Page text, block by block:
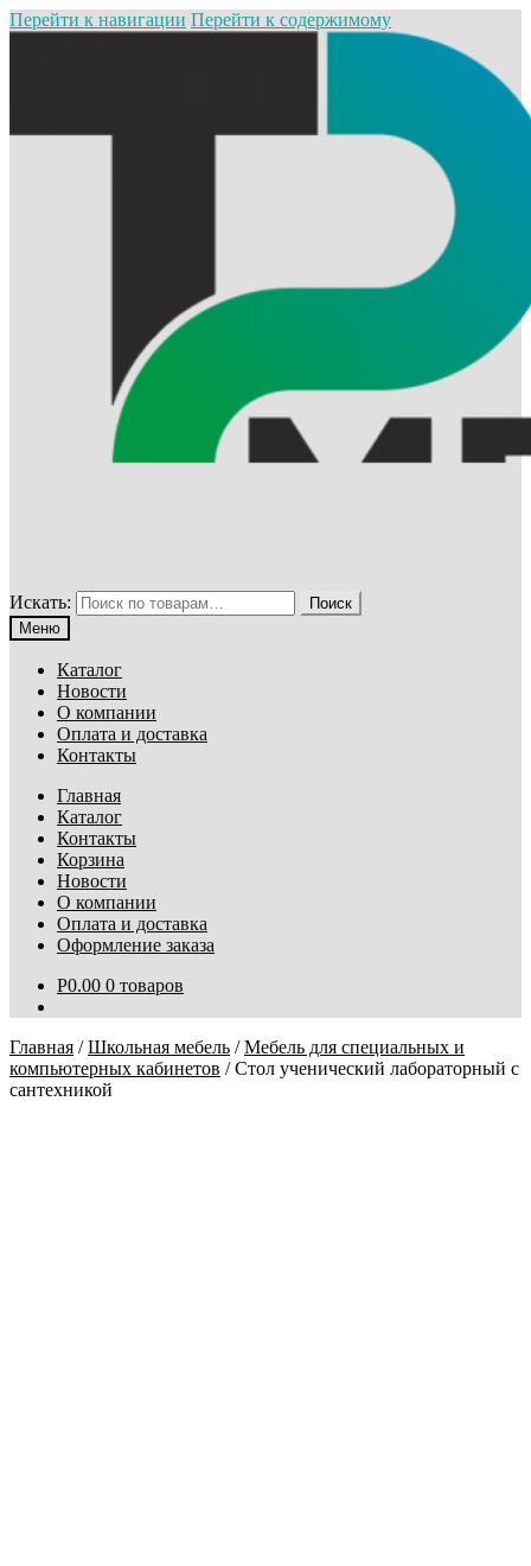
Перейти к навигации Перейти к содержимому
Искать:
Поиск
Меню
Каталог
Новости
О компании
Оплата и доставка
Контакты
Главная
Каталог
Контакты
Корзина
Новости
О компании
Оплата и доставка
Оформление заказа
Р0.00 0 товаров
Главная /Школьная мебель /Мебель для специальных и
компьютерных кабинетов /Стол ученический лабораторный с
сантехникой